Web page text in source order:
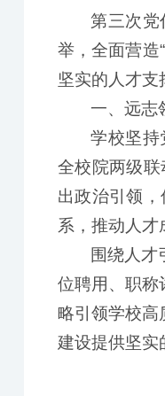
第三次党
举，全面营造
坚实的人才支
一、远志
学校坚持
全校院两级
出政治引领
系，推动人才
围绕人才
位聘用、职称
略引领学校高
建设提供坚实